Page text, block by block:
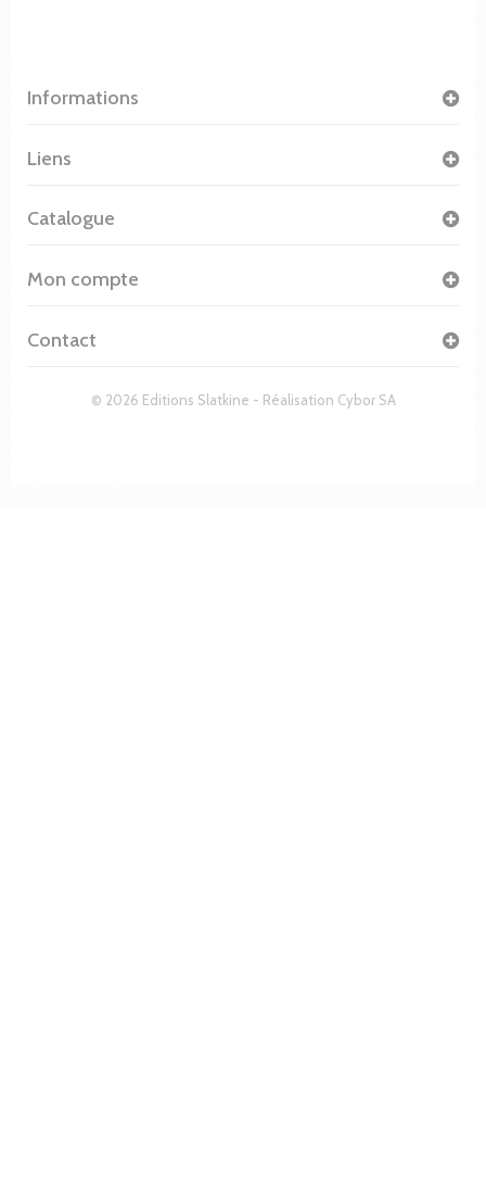
Informations
© 2026 Editions Slatkine - Réalisation Cybor SA
Liens
Catalogue
Mon compte
Contact